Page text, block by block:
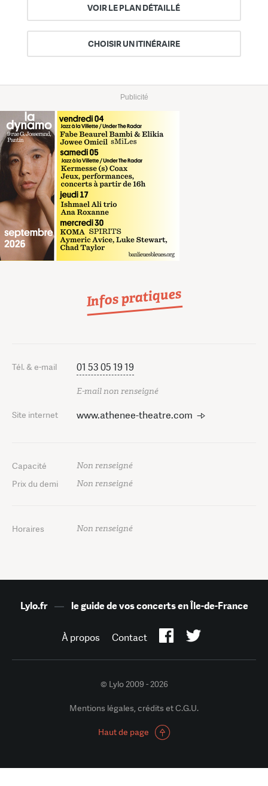
VOIR LE PLAN DÉTAILLÉ
CHOISIR UN ITINÉRAIRE
Publicité
Infos pratiques
Tél. & e-mail 01 53 05 19 19
E-mail non renseigné
Site internet www.athenee-theatre.com
Capacité Non renseigné
Prix du demi Non renseigné
Horaires Non renseigné
Lylo.fr— le guide de vos concerts en Île-de-France
À propos Contact
© Lylo 2009 - 2026
Mentions légales, crédits et C.G.U.
Haut de page